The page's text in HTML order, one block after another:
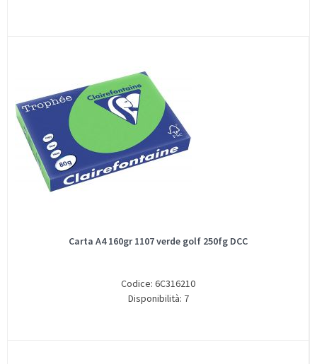
Carta A4 160gr 1107 verde golf 250fg DCC
Codice: 6C316210
Disponibilità: 7